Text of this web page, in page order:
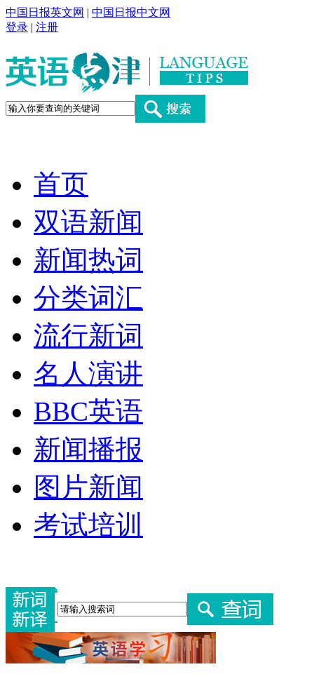
中国日报英文网 | 中国日报中文网
登录 | 注册
首页
双语新闻
新闻热词
分类词汇
流行新词
名人演讲
BBC英语
新闻播报
图片新闻
考试培训